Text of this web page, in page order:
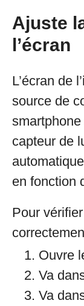
Ajuste
l’écran
L’écran de
source de
smartphone
capteur de
en fonction
Pour
Ouvre
Va
Va